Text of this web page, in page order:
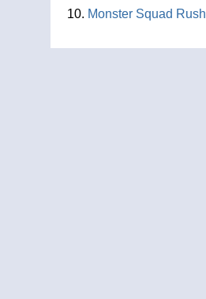
Monster Squad Rush